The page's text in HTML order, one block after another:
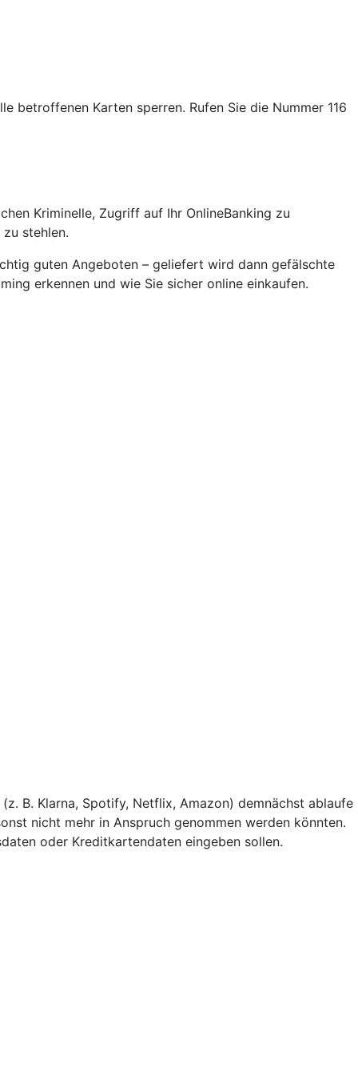
betroffenen Karten sperren. Rufen Sie die Nummer 116
Kriminelle, Zugriff auf Ihr OnlineBanking zu
stehlen.
guten Angeboten – geliefert wird dann gefälschte
erkennen und wie Sie sicher online einkaufen.
B. Klarna, Spotify, Netflix, Amazon) demnächst ablaufe
nicht mehr in Anspruch genommen werden könnten.
oder Kreditkartendaten eingeben sollen.